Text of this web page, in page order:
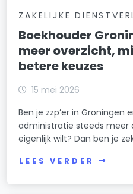
ZAKELIJKE
Boekhouder
meer overzicht,
betere keuzes
15 mei 2026
Ben je zzp’er in Groningen
administratie steeds meer
eigenlijk wilt? Dan ben je
LEES VERDER